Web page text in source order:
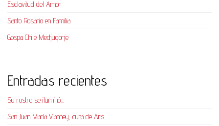
Esclavitud del Amor
Santo Rosario en Familia
Gospa Chile Medjugorje
Entradas recientes
Su rostro se iluminó…
San Juan María Vianney, cura de Ars